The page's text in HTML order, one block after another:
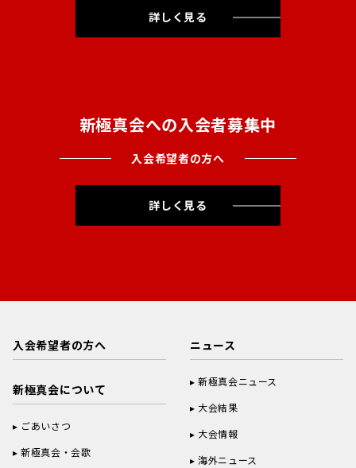
詳しく見る
新極真会への入会者募集中
入会希望者の方へ
詳しく見る
入会希望者の方へ
新極真会について
ごあいさつ
新極真会・会歌
ニュース
新極真会ニュース
大会結果
大会情報
海外ニュース